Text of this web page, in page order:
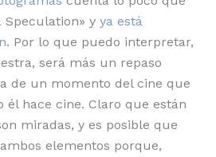
Speculation» y ya está
. Por lo que puedo interpretar,
será más un repaso
de un momento del cine que
él hace cine. Claro que están
miradas, y es posible que
elementos porque,